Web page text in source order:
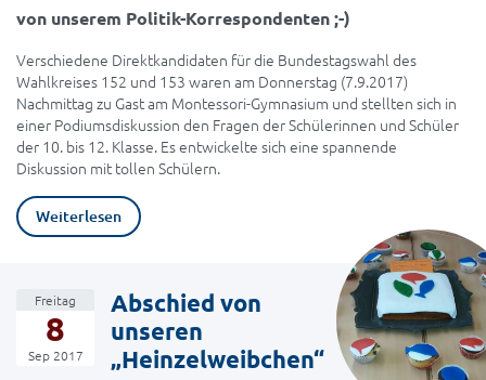
von unserem Politik-Korrespondenten ;-)
Verschiedene Direktkandidaten für die Bundestagswahl des
Wahlkreises 152 und 153 waren am Donnerstag (7.9.2017)
Nachmittag zu Gast am Montessori-Gymnasium und stellten sich in
einer Podiumsdiskussion den Fragen der Schülerinnen und Schüler
der 10. bis 12. Klasse. Es entwickelte sich eine spannende
Diskussion mit tollen Schülern.
Weiterlesen
Freitag
8
Sep 2017
Abschied von
unseren
„Heinzelweibchen“